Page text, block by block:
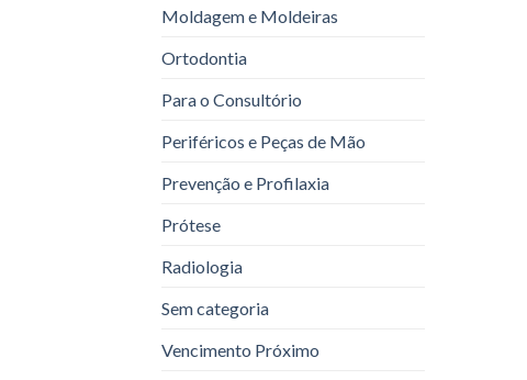
Moldagem e Moldeiras
Ortodontia
Para o Consultório
Periféricos e Peças de Mão
Prevenção e Profilaxia
Prótese
Radiologia
Sem categoria
Vencimento Próximo